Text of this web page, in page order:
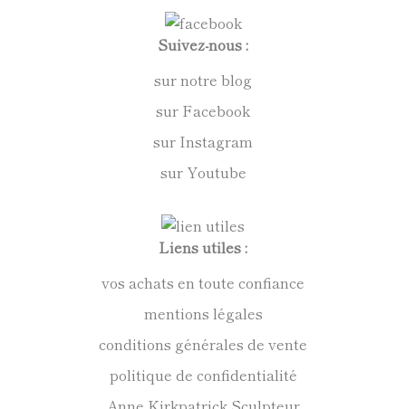
Suivez-nous :
sur notre blog
sur Facebook
sur Instagram
sur Youtube
Liens utiles :
vos achats en toute confiance
mentions légales
conditions générales de vente
politique de confidentialité